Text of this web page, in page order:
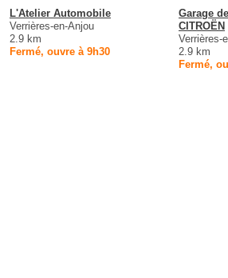
L'Atelier Automobile
Verrières-en-Anjou
2.9 km
Fermé, ouvre à 9h30
Garage
CITROËN
Verrières-
2.9 km
Fermé,